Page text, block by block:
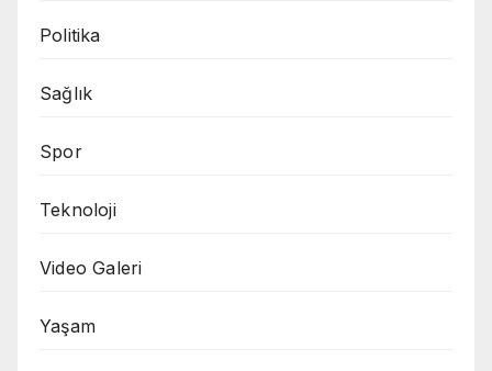
Politika
Sağlık
Spor
Teknoloji
Video Galeri
Yaşam